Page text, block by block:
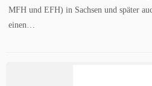
MFH und EFH) in Sachsen und später
einen…